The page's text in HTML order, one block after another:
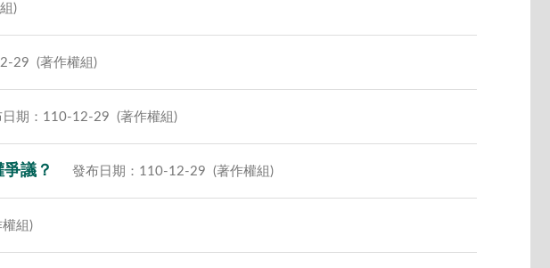
)
29 (著作權組)
日期：110-12-29 (著作權組)
議？ 發布日期：110-12-29 (著作權組)
權組)